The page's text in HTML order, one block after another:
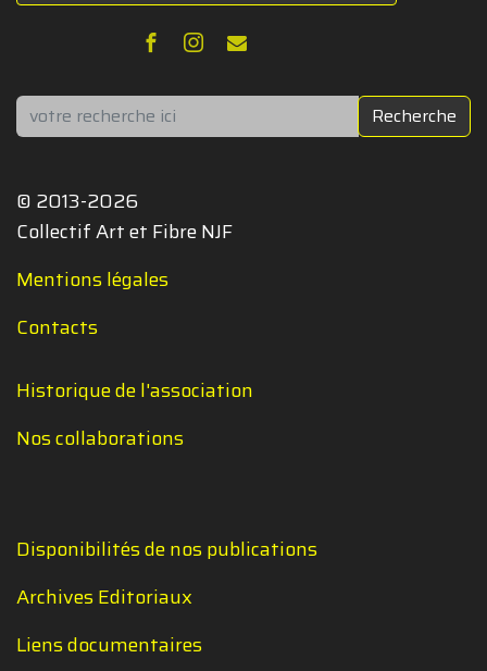
Rechercher Recherche
© 2013-2026
Collectif Art et Fibre NJF
Mentions légales
Contacts
Historique de l'association
Nos collaborations
Disponibilités de nos publications
Archives Editoriaux
Liens documentaires